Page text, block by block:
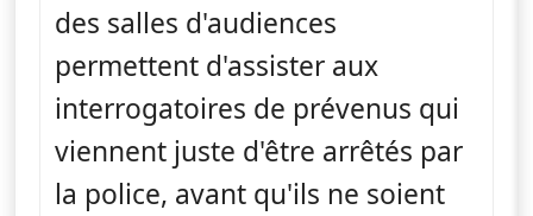
des salles d'audiences
permettent d'assister aux
interrogatoires de prévenus qui
viennent juste d'être arrêtés par
la police, avant qu'ils ne soient